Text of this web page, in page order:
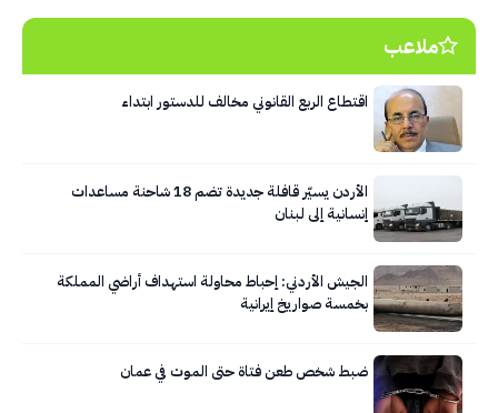
ملاعب
اقتطاع الربع القانوني مخالف للدستور ابتداء
الأردن يسيّر قافلة جديدة تضم 18 شاحنة مساعدات
إنسانية إلى لبنان
الجيش الأردني: إحباط محاولة استهداف أراضي المملكة
بخمسة صواريخ إيرانية
ضبط شخص طعن فتاة حتى الموت في عمان